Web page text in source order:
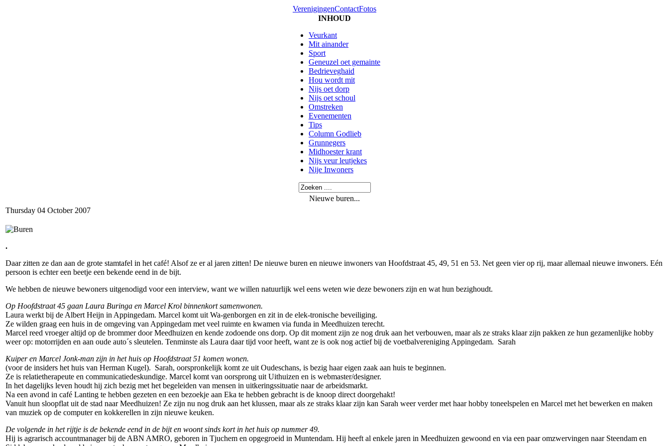
VerenigingenContactFotos
INHOUD
Veurkant
Mit ainander
Sport
Geneuzel oet gemainte
Bedrieveghaid
Hou wordt mit
Nijs oet dorp
Nijs oet schoul
Omstreken
Evenementen
Tips
Column Godlieb
Grunnegers
Midhoester krant
Nijs veur leutjekes
Nije Inwoners
Nieuwe buren...
Thursday 04 October 2007
.
Daar zitten ze dan aan de grote stamtafel in het café! Alsof ze er al jaren zitten! De nieuwe buren en nieuwe inwoners van Hoofdstraat 45, 49, 51 en 53. Net geen vier op rij, maar allemaal nieuwe inwoners. Eén
persoon is echter een beetje een bekende eend in de bijt.
We hebben de nieuwe bewoners uitgenodigd voor een interview, want we willen natuurlijk wel eens weten wie deze bewoners zijn en wat hun bezighoudt.
Op Hoofdstraat 45 gaan Laura Buringa en Marcel Krol binnenkort samenwonen.
Laura werkt bij de Albert Heijn in Appingedam. Marcel komt uit Wa-genborgen en zit in de elek-tronische beveiliging.
Ze wilden graag een huis in de omgeving van Appingedam met veel ruimte en kwamen via funda in Meedhuizen terecht.
Marcel reed vroeger altijd op de brommer door Meedhuizen en kende zodoende ons dorp. Op dit moment zijn ze nog druk aan het verbouwen, maar als ze straks klaar zijn pakken ze hun gezamenlijke hobby
weer op: motorrijden en aan oude auto´s sleutelen. Tenminste als Laura daar tijd voor heeft, want ze is ook nog actief bij de voetbalvereniging Appingedam. Sarah
Kuiper en Marcel Jonk-man zijn in het huis op Hoofdstraat 51 komen wonen.
(voor de insiders het huis van Herman Kugel). Sarah, oorspronkelijk komt ze uit Oudeschans, is bezig haar eigen zaak aan huis te beginnen.
Ze is relatietherapeute en communicatiedeskundige. Marcel komt van oorsprong uit Uithuizen en is webmaster/designer.
In het dagelijks leven houdt hij zich bezig met het begeleiden van mensen in uitkeringssituatie naar de arbeidsmarkt.
Na een avond in café Lanting te hebben gezeten en een bezoekje aan Eka te hebben gebracht is de knoop direct doorgehakt!
Vanuit hun sloopflat uit de stad naar Meedhuizen! Ze zijn nu nog druk aan het klussen, maar als ze straks klaar zijn kan Sarah weer verder met haar hobby toneelspelen en Marcel met het bewerken en maken
van muziek op de computer en kokkerellen in zijn nieuwe keuken.
De volgende in het rijtje is de bekende eend in de bijt en woont sinds kort in het huis op nummer 49.
Hij is agrarisch accountmanager bij de ABN AMRO, geboren in Tjuchem en opgegroeid in Muntendam. Hij heeft al enkele jaren in Meedhuizen gewoond en via een paar omzwervingen naar Steendam en